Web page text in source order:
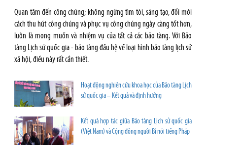
Quan tâm đến công chúng; không ngừng tìm tòi, sáng tạo, đổi mới
cách thu hút công chúng và phục vụ công chúng ngày càng tốt hơn,
luôn là mong muốn và nhiệm vụ của tất cả các bảo tàng. Với Bảo
tàng Lịch sử quốc gia - bảo tàng đầu hệ về loại hình bảo tàng lịch sử
xã hội, điều này rất cần thiết.
Hoạt động nghiên cứu khoa học của Bảo tàng Lịch
sử quốc gia – Kết quả và định hướng
Kết quả hợp tác giữa Bảo tàng Lịch sử quốc gia
(Việt Nam) và Cộng đồng người Bỉ nói tiếng Pháp